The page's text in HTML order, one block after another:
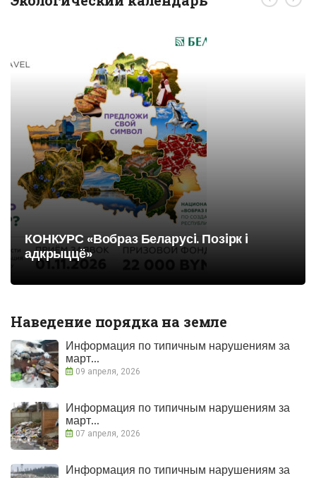
КОНКУРС «Вобраз Беларусi. Позiрк i
адкрыццё»
Наведение порядка на земле
Информация по типичным нарушениям за
март...
09 апреля, 2026
Информация по типичным нарушениям за
март...
07 апреля, 2026
Информация по типичным нарушениям за